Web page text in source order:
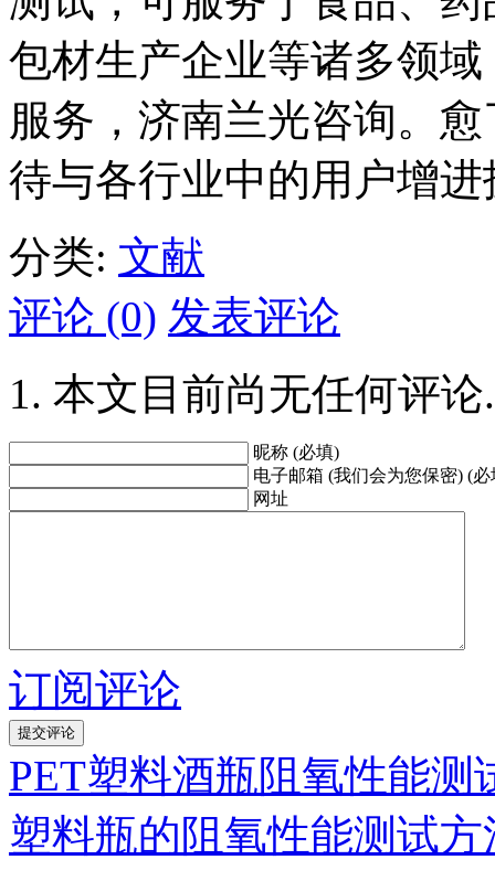
包材生产企业等诸多领
服务，济南兰光咨询。
待与各行业中的用户增
分类: 文献
评论 (0) 发表评论
本文目前尚无任何评论.
昵称 (必填)
电子邮箱 (我们会为您保密) (必
网址
订阅评论
PET塑料酒瓶阻氧性能测
塑料瓶的阻氧性能测试方